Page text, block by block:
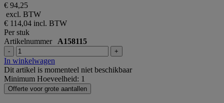
€ 94,25
excl. BTW
€ 114,04 incl. BTW
Per stuk
Artikelnummer A158115
- +
In winkelwagen
Dit artikel is momenteel niet beschikbaar
Minimum Hoeveelheid: 1
Offerte voor grote aantallen